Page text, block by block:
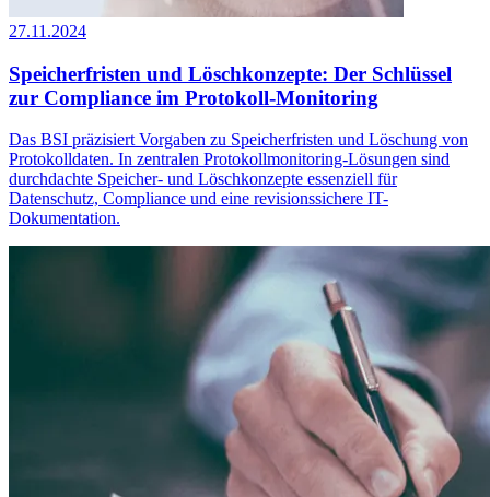
27.11.2024
Speicherfristen und Löschkonzepte: Der Schlüssel
zur Compliance im Protokoll-Monitoring
Das BSI präzisiert Vorgaben zu Speicherfristen und Löschung von
Protokolldaten. In zentralen Protokollmonitoring-Lösungen sind
durchdachte Speicher- und Löschkonzepte essenziell für
Datenschutz, Compliance und eine revisionssichere IT-
Dokumentation.